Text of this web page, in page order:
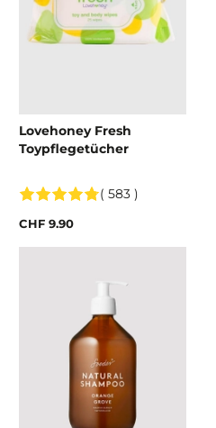
Lovehoney Fresh
Toypflegetücher
( 583 )
CHF 9.90